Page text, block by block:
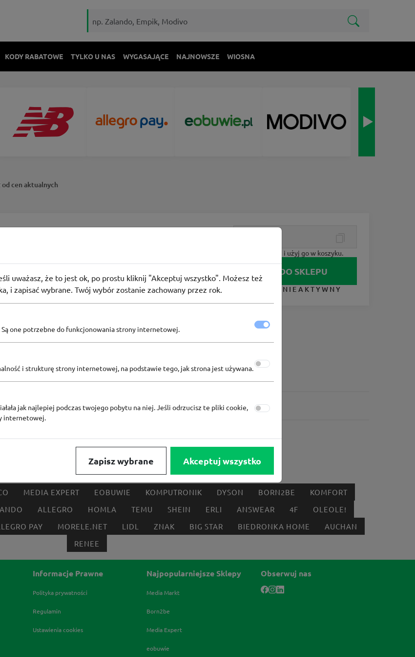
KODY RABATOWE TYLKO U NAS WYGASAJĄCE NAJNOWSZE WIOSNA
od cen aktualnych
użyło KOD
Skopiuj kod i użyj go w koszyku.
IDŹ DO SKLEPU
KUPON NIEAKTYWNY
Zobacz inne
KODY RABATOWE 4F
MEDIA EXPERT EOBUWIE KOMPUTRONIK DYSON BORN2BE
KOMFORT
ALLEGRO HOMLA TEMU SHEIN ERLI ANSWEAR 4F
OLEOLE!
PAY MORELE.NET LIDL ZNAK BIG STAR BIEDRONKA HOME
AUCHAN
RENEE
Informacje Prawne
Polityka prywatności
Regulamin
Ustawienia cookies
Najpopularniejsze Sklepy
Media Markt
Born2be
Media Expert
eobuwie
Obserwuj nas
uważasz, że to jest ok, po prostu kliknij "Akceptuj wszystko". Możesz też
i zapisać wybrane. Twój wybór zostanie zachowany przez rok.
one potrzebne do funkcjonowania strony internetowej.
i strukturę strony internetowej, na podstawie tego, jak strona jest używana.
jak najlepiej podczas twojego pobytu na niej. Jeśli odrzucisz te pliki cookie,
internetowej.
Zapisz wybrane Akceptuj wszystko